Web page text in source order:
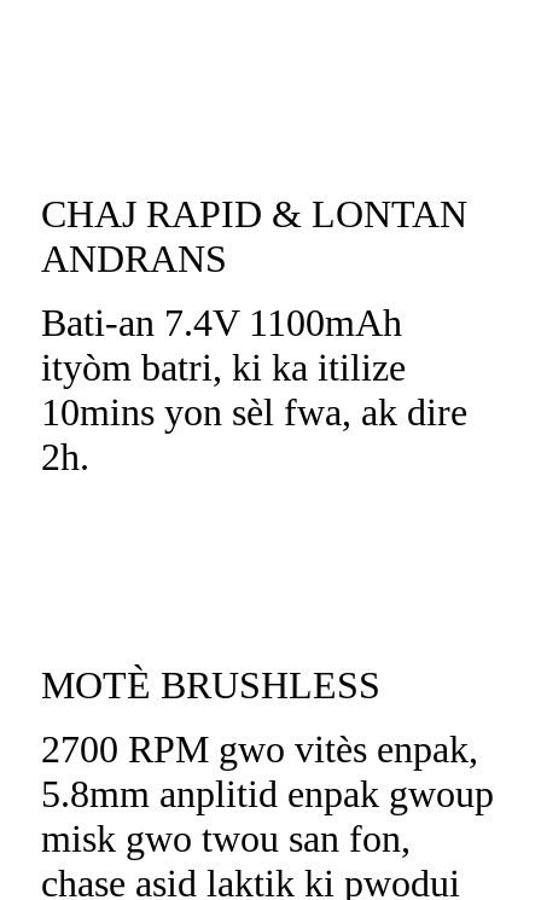
CHAJ RAPID & LONTAN
ANDRANS
Bati-an 7.4V 1100mAh
ityòm batri, ki ka itilize
10mins yon sèl fwa, ak dire
2h.
MOTÈ BRUSHLESS
2700 RPM gwo vitès enpak,
5.8mm anplitid enpak gwoup
misk gwo twou san fon,
chase asid laktik ki pwodui